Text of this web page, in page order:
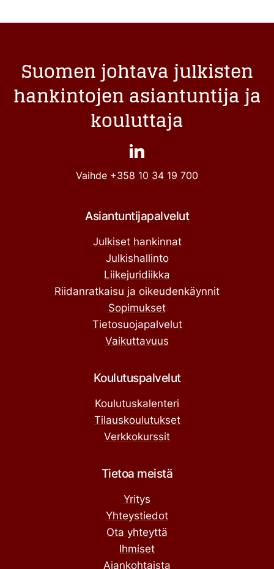
Suomen johtava julkisten
hankintojen asiantuntija ja
kouluttaja
Vaihde +358 10 34 19 700
Asiantuntijapalvelut
Julkiset hankinnat
Julkishallinto
Liikejuridiikka
Riidanratkaisu ja oikeudenkäynnit
Sopimukset
Tietosuojapalvelut
Vaikuttavuus
Koulutuspalvelut
Koulutuskalenteri
Tilauskoulutukset
Verkkokurssit
Tietoa meistä
Yritys
Yhteystiedot
Ota yhteyttä
Ihmiset
Ajankohtaista